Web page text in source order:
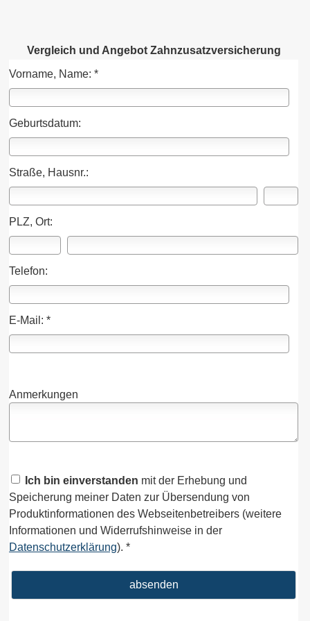
Vergleich und Angebot Zahn­zu­satz­ver­si­che­rung
Vorname, Name: *
Geburts­datum:
Straße, Hausnr.:
PLZ, Ort:
Telefon:
E-Mail: *
Anmerkungen
Ich bin einverstanden mit der Erhebung und
Speicherung meiner Daten zur Übersendung von
Produktinformationen des Webseitenbetreibers (weitere
Informationen und Widerrufshinweise in der
Datenschutzerklärung). *
absenden